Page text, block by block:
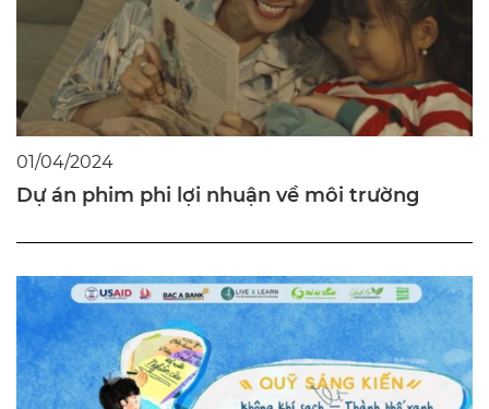
01/04/2024
Dự án phim phi lợi nhuận về môi trường